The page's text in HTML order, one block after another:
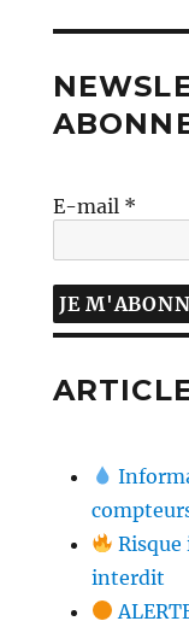
E-mail *
Risque
interdit